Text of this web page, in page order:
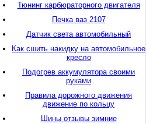
Тюнинг карбюраторного двигателя
Печка ваз 2107
Датчик света автомобильный
Как сшить накидку на автомобильное
кресло
Подогрев аккумулятора своими
руками
Правила дорожного движения
движение по кольцу
Шины отзывы зимние